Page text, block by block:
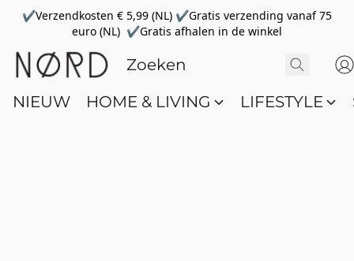
✔Verzendkosten € 5,99 (NL) ✔Gratis verzending vanaf 75
euro (NL) ✔Gratis afhalen in de winkel
NIEUW HOME & LIVING LIFESTYLE